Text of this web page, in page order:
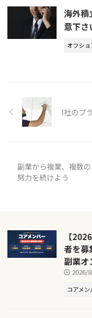
海外積
意下さ
オフシ
I社のプ
副業から複業、複数
努力を続けよう
【
者を募
副業オ
2026/
コアメン